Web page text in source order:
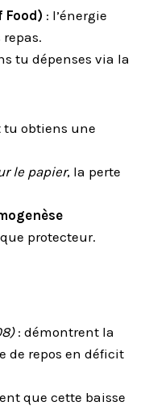
Food) : l’énergie
tu dépenses via la
tu obtiens une
le papier, la perte
protecteur.
: démontrent la
de repos en déficit
que cette baisse